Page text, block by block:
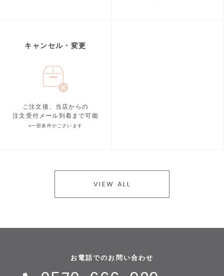
キャンセル・変更
ご注文後、当店からの
注文受付メール到着まで可能
※一部条件がございます
VIEW ALL
お電話でのお問い合わせ